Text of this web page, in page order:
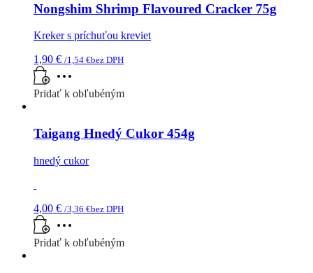
Nongshim Shrimp Flavoured Cracker 75g
Kreker s príchuťou kreviet
1,90 € /1,54 €bez DPH
Pridať k obľubéným
Taigang Hnedý Cukor 454g
hnedý cukor
4,00 € /3,36 €bez DPH
Pridať k obľubéným